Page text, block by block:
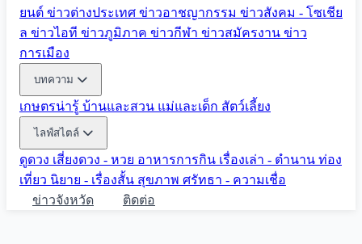
ยนต์ ข่าวต่างประเทศ ข่าวอาชญากรรม ข่าวสังคม - โซเชีย
ล ข่าวไอที ข่าวภูมิภาค ข่าวกีฬา ข่าวสมัครงาน ข่าว
การเมือง
บทความ
เกษตรน่ารู้ บ้านและสวน แม่และเด็ก สัตว์เลี้ยง
ไลฟ์สไตล์
ดูดวง เสี่ยงดวง - หวย อาหารการกิน เรื่องเล่า - ตำนาน ท่อง
เที่ยว นิยาย - เรื่องสั้น สุขภาพ ศรัทธา - ความเชื่อ
ข่าวจังหวัด
ติดต่อ